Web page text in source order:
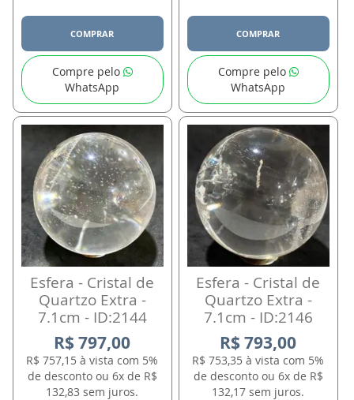
COMPRAR
Compre pelo
WhatsApp
COMPRAR
Compre pelo
WhatsApp
Esfera - Cristal de
Quartzo Extra -
7.1cm - ID:2144
R$ 797,00
R$ 757,15 à vista com 5%
de desconto ou 6x de R$
132,83 sem juros.
Esfera - Cristal de
Quartzo Extra -
7.1cm - ID:2146
R$ 793,00
R$ 753,35 à vista com 5%
de desconto ou 6x de R$
132,17 sem juros.